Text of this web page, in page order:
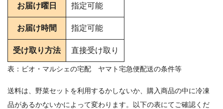
お届け曜日 指定可能
お届け時間 指定可能
受け取り方法 直接受け取り
表：ビオ・マルシェの宅配 ヤマト宅急便配送の条件等
送料は、野菜セットを利用するかしないか、購入商品の中に冷凍
品があるかないかによって変わります。以下の表にてご確認くだ